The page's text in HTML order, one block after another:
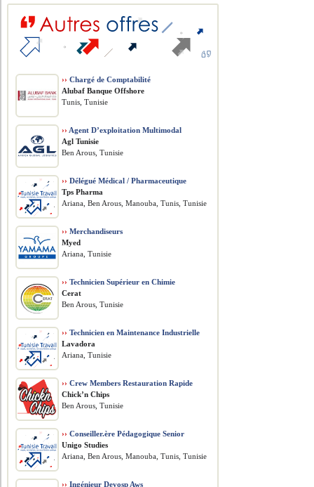
›› Chargé de Comptabilité
Alubaf Banque Offshore
Tunis, Tunisie
›› Agent D’exploitation Multimodal
Agl Tunisie
Ben Arous, Tunisie
›› Délégué Médical / Pharmaceutique
Tps Pharma
Ariana, Ben Arous, Manouba, Tunis, Tunisie
›› Merchandiseurs
Myed
Ariana, Tunisie
›› Technicien Supérieur en Chimie
Cerat
Ben Arous, Tunisie
›› Technicien en Maintenance Industrielle
Lavadora
Ariana, Tunisie
›› Crew Members Restauration Rapide
Chick’n Chips
Ben Arous, Tunisie
›› Conseiller.ère Pédagogique Senior
Unigo Studies
Ariana, Ben Arous, Manouba, Tunis, Tunisie
›› Ingénieur Devosp Aws